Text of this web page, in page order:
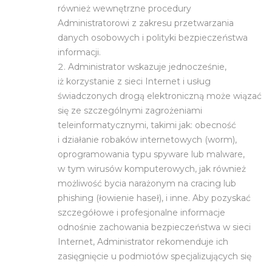
również wewnętrzne procedury
Administratorowi z zakresu przetwarzania
danych osobowych i polityki bezpieczeństwa
informacji.
Administrator wskazuje jednocześnie,
iż korzystanie z sieci Internet i usług
świadczonych drogą elektroniczną może wiązać
się ze szczególnymi zagrożeniami
teleinformatycznymi, takimi jak: obecność
i działanie robaków internetowych (worm),
oprogramowania typu spyware lub malware,
w tym wirusów komputerowych, jak również
możliwość bycia narażonym na cracing lub
phishing (łowienie haseł), i inne. Aby pozyskać
szczegółowe i profesjonalne informacje
odnośnie zachowania bezpieczeństwa w sieci
Internet, Administrator rekomenduje ich
zasięgnięcie u podmiotów specjalizujących się